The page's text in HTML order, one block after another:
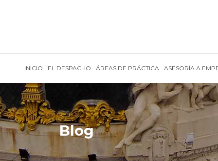
INICIO EL DESPACHO ÁREAS DE PRÁCTICA ASESORÍA A
Blog